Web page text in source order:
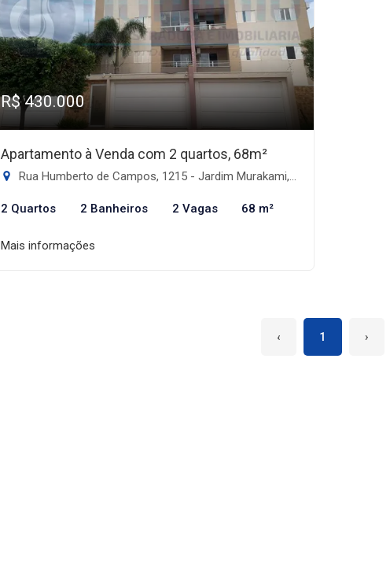
R$ 430.000
Apartamento à Venda com 2 quartos, 68m²
Rua Humberto de Campos, 1215 - Jardim Murakami, Dourados-MS
2 Quartos 2 Banheiros 2 Vagas 68 m²
Mais informações
‹ 1 ›